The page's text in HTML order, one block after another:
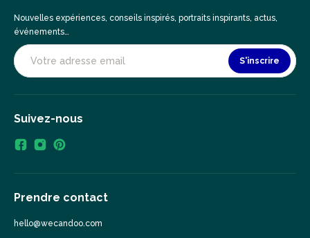
Nouvelles expériences, conseils inspirés, portraits inspirants, actus,
événements…
S'inscrire
Suivez-nous
Prendre contact
hello@wecandoo.com